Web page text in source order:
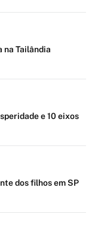
Tailândia
e 10 eixos
dos filhos em SP